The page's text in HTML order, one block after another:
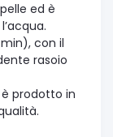
ed è
con il
rasoio
prodotto in